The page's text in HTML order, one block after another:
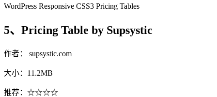
WordPress Responsive CSS3 Pricing Tables
5、Pricing Table by Supsystic
作者： supsystic.com
大小：11.2MB
推荐：☆☆☆☆